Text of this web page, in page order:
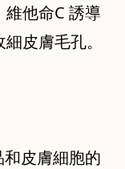
他命C 誘導
皮膚毛孔。
皮膚細胞的